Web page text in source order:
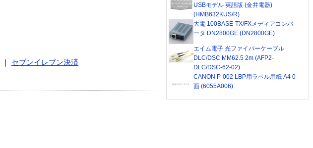
セブンイレブン決済
USBモデル 英語版 (金井電器)
(HMB632KUS/R)
大電 100BASE-TX/FXメディアコンバ
ータ DN2800GE (DN2800GE)
エイム電子 光ファイバーケーブル
DLC/DSC MM62.5 2m (AFP2-
DLC/DSC-62-02)
CANON P-002 LBP用ラベル用紙 A4 0
面 (6055A006)